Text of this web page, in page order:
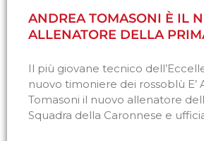
ANDREA TOMASONI È IL
ALLENATORE DELLA
Il più giovane tecnico
nuovo timoniere dei rossoblù E’
Tomasoni il nuovo allenatore
Squadra della Caronnese e